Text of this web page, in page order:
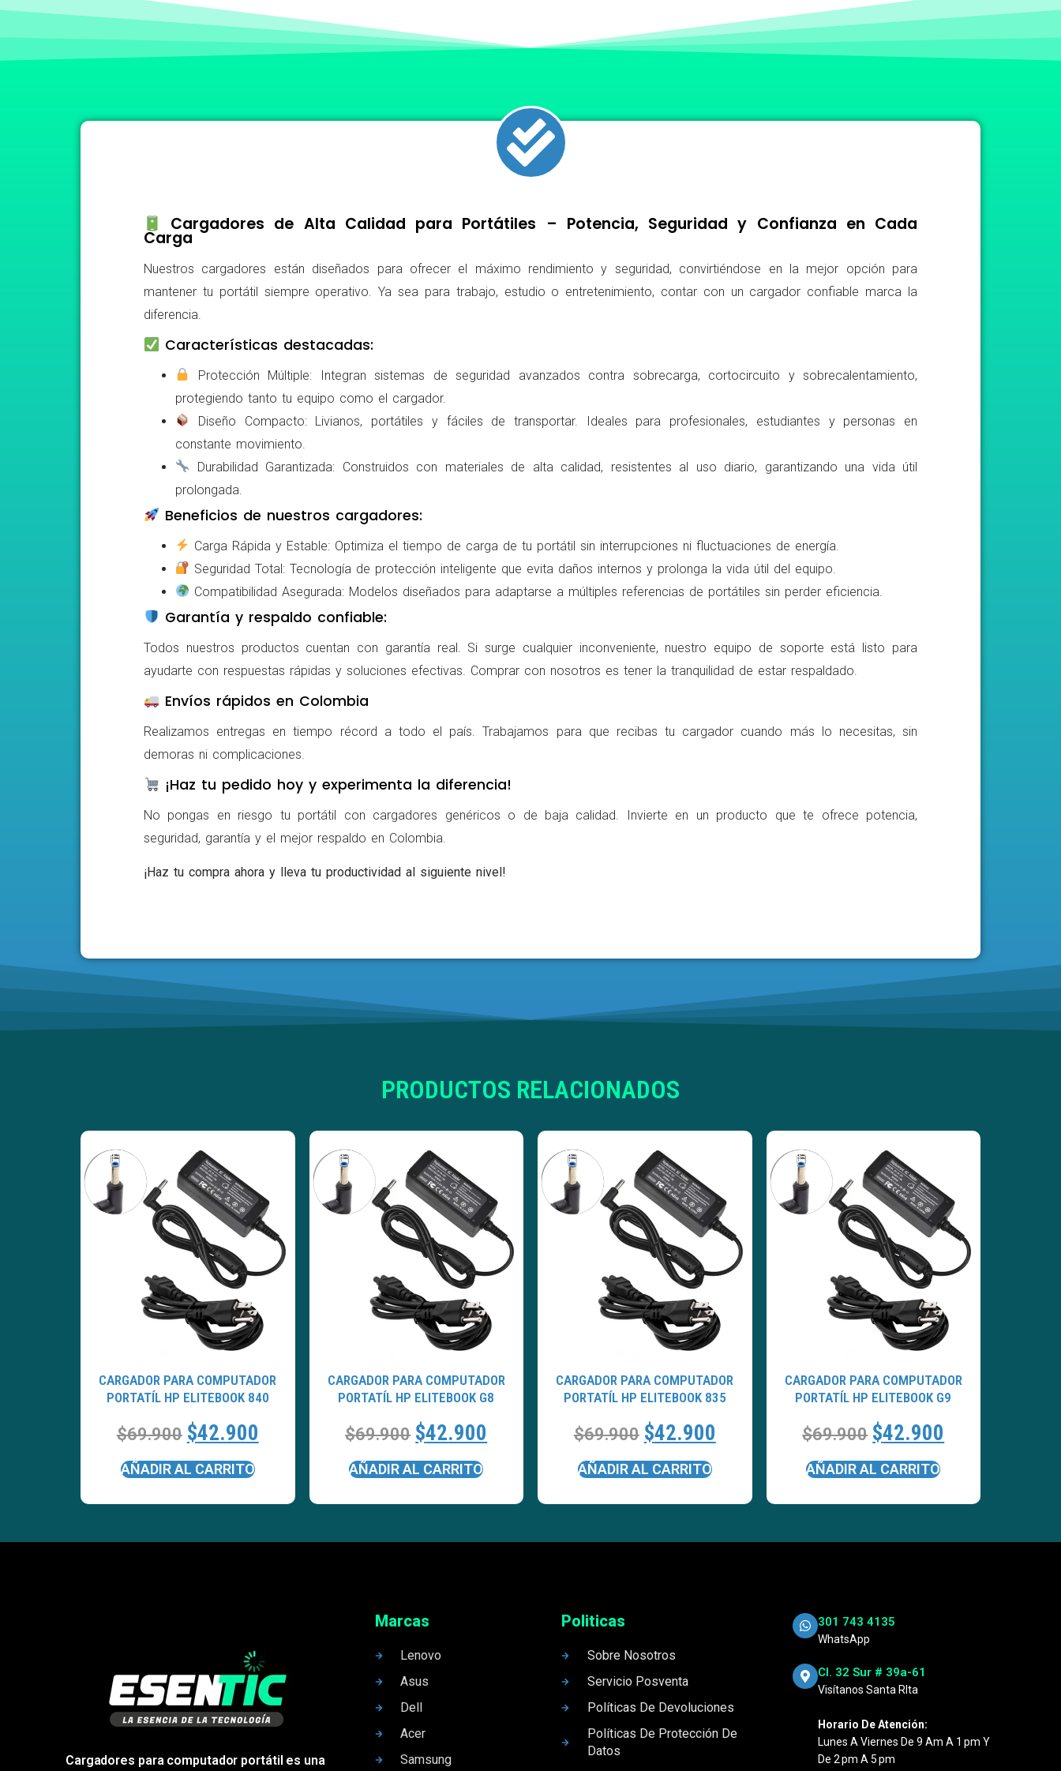
Cargadores de Alta Calidad para Portátiles – Potencia, Seguridad y Confianza en Cada
Carga
Nuestros cargadores están diseñados para ofrecer el máximo rendimiento y seguridad, convirtiéndose en la mejor opción para
mantener tu portátil siempre operativo. Ya sea para trabajo, estudio o entretenimiento, contar con un cargador confiable marca la
diferencia.
Características destacadas:
Protección Múltiple: Integran sistemas de seguridad avanzados contra sobrecarga, cortocircuito y sobrecalentamiento,
protegiendo tanto tu equipo como el cargador.
Diseño Compacto: Livianos, portátiles y fáciles de transportar. Ideales para profesionales, estudiantes y personas en
constante movimiento.
Durabilidad Garantizada: Construidos con materiales de alta calidad, resistentes al uso diario, garantizando una vida útil
prolongada.
Beneficios de nuestros cargadores:
Carga Rápida y Estable: Optimiza el tiempo de carga de tu portátil sin interrupciones ni fluctuaciones de energía.
Seguridad Total: Tecnología de protección inteligente que evita daños internos y prolonga la vida útil del equipo.
Compatibilidad Asegurada: Modelos diseñados para adaptarse a múltiples referencias de portátiles sin perder eficiencia.
Garantía y respaldo confiable:
Todos nuestros productos cuentan con garantía real. Si surge cualquier inconveniente, nuestro equipo de soporte está listo para
ayudarte con respuestas rápidas y soluciones efectivas. Comprar con nosotros es tener la tranquilidad de estar respaldado.
Envíos rápidos en Colombia
Realizamos entregas en tiempo récord a todo el país. Trabajamos para que recibas tu cargador cuando más lo necesitas, sin
demoras ni complicaciones.
¡Haz tu pedido hoy y experimenta la diferencia!
No pongas en riesgo tu portátil con cargadores genéricos o de baja calidad. Invierte en un producto que te ofrece potencia,
seguridad, garantía y el mejor respaldo en Colombia.
¡Haz tu compra ahora y lleva tu productividad al siguiente nivel!
PRODUCTOS RELACIONADOS
CARGADOR PARA COMPUTADOR
PORTATÍL HP ELITEBOOK 840
$69.900 $42.900
AÑADIR AL CARRITO
CARGADOR PARA COMPUTADOR
PORTATÍL HP ELITEBOOK G8
$69.900 $42.900
AÑADIR AL CARRITO
CARGADOR PARA COMPUTADOR
PORTATÍL HP ELITEBOOK 835
$69.900 $42.900
AÑADIR AL CARRITO
CARGADOR PARA COMPUTADOR
PORTATÍL HP ELITEBOOK G9
$69.900 $42.900
AÑADIR AL CARRITO
Cargadores para computador portátil es una
Marcas
Lenovo
Asus
Dell
Acer
Samsung
Politicas
Sobre Nosotros
Servicio Posventa
Políticas De Devoluciones
Políticas De Protección De
Datos
301 743 4135
WhatsApp
Cl. 32 Sur # 39a-61
Visítanos Santa RIta
Horario De Atención:
Lunes A Viernes De 9 Am A 1 Pm Y
De 2 Pm A 5 Pm